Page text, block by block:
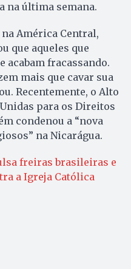
na última semana.
América Central,
que aqueles que
acabam fracassando.
mais que cavar sua
Recentemente, o Alto
para os Direitos
condenou a “nova
na Nicarágua.
freiras brasileiras e
a Igreja Católica